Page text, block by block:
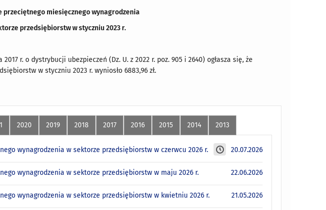
przeciętnego miesięcznego wynagrodzenia
przedsiębiorstw w styczniu 2023 r.
r. o dystrybucji ubezpieczeń (Dz. U. z 2022 r. poz. 905 i 2640) ogłasza się, że
w styczniu 2023 r. wyniosło 6883,96 zł.
2020 2019 2018 2017 2016 2015 2014 2013
20.07.2026
wynagrodzenia w sektorze przedsiębiorstw w czerwcu 2026 r.
22.06.2026
wynagrodzenia w sektorze przedsiębiorstw w maju 2026 r.
21.05.2026
wynagrodzenia w sektorze przedsiębiorstw w kwietniu 2026 r.